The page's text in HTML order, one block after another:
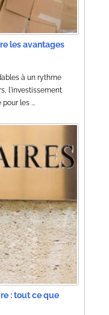
les avantages
à un rythme
l'investissement
les ...
: tout ce que